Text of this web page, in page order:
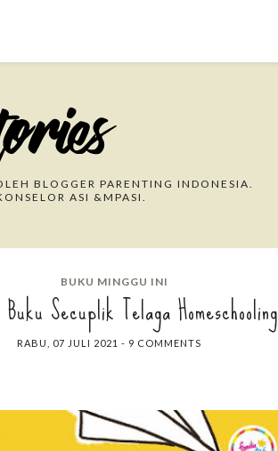
BLOGGER PARENTING INDONESIA.
ASI &MPASI.
BUKU MINGGU INI
Secuplik Telaga Homeschooling
RABU, 07 JULI 2021 - 9 COMMENTS